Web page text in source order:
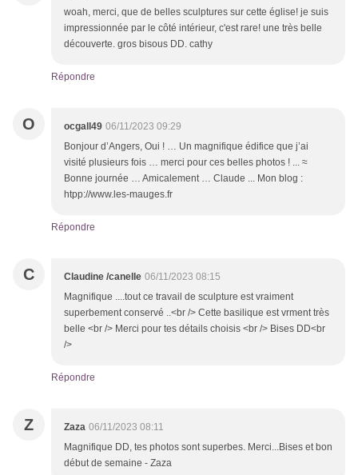
woah, merci, que de belles sculptures sur cette église! je suis
impressionnée par le côté intérieur, c'est rare! une très belle
découverte. gros bisous DD. cathy
Répondre
O ocgall49 06/11/2023 09:29
Bonjour d’Angers, Oui ! … Un magnifique édifice que j’ai
visité plusieurs fois … merci pour ces belles photos ! ... ≈
Bonne journée … Amicalement … Claude ... Mon blog :
htpp://www.les-mauges.fr
Répondre
C Claudine /canelle 06/11/2023 08:15
Magnifique ....tout ce travail de sculpture est vraiment
superbement conservé ..<br /> Cette basilique est vrment très
belle <br /> Merci pour tes détails choisis <br /> Bises DD<br
/>
Répondre
Z Zaza 06/11/2023 08:11
Magnifique DD, tes photos sont superbes. Merci...Bises et bon
début de semaine - Zaza